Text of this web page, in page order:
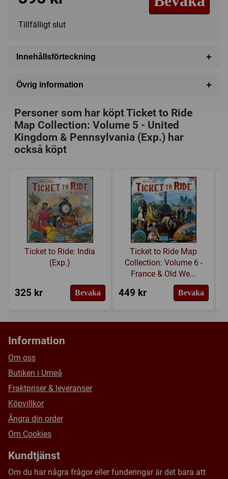
Tillfälligt slut
Innehållsförteckning +
Map of Pennsylvania (2-5 players)
New Stock Share Cards (Pennsylvania)
Tickets & Rules for each Map
Övrig information +
Serie: Ticket to Ride
Kategori:
Tåg / Järnväg
Tillverkare: Days of Wonder
BoardGameGeek
Försälj. rank:3195/18138
Personer som har köpt Ticket to Ride
Map Collection: Volume 5 - United
Kingdom & Pennsylvania (Exp.) har
också köpt
Ticket to Ride: India
(Exp.)
325 kr Bevaka
Ticket to Ride Map
Collection: Volume 6 -
France & Old We...
449 kr Bevaka
Information
Om oss
Butiken i Umeå
Fraktpriser & leveranser
Köpvillkor
Ångra din order
Om Cookies
Kundtjänst
Om du har några frågor eller funderingar är det bara att